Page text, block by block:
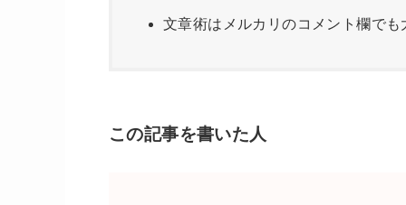
文章術はメルカリのコメント欄でも
この記事を書いた人